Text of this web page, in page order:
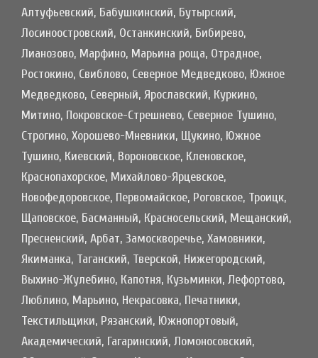
Алтуфьевский, Бабушкинский, Бутырский,
Лосиноостровский, Останкинский, Бибирево,
Лианозово, Марфино, Марьина роща, Отрадное,
Ростокино, Свиблово, Северное Медведково, Южное
Медведково, Северный, Ярославский, Куркино,
Митино, Покровское-Стрешнево, Северное Тушино,
Строгино, Хорошево-Мневники, Щукино, Южное
Тушино, Киевский, Вороновское, Кленовское,
Краснопахорское, Михайлово-Ярцевское,
Новофедоровское, Первомайское, Роговское, Троицк,
Щаповское, Басманный, Красносельский, Мещанский,
Пресненский, Арбат, Замоскворечье, Хамовники,
Якиманка, Таганский, Тверской, Нижегородский,
Выхино-Жулебино, Капотня, Кузьминки, Лефортово,
Люблино, Марьино, Некрасовка, Печатники,
Текстильщики, Рязанский, Южнопортовый,
Академический, Гагаринский, Ломоносовский,